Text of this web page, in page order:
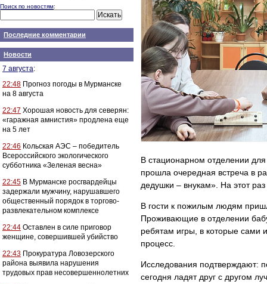
Поиск по новостям:
Последние комментарии
Новости
7 августа:
22:48 Прогноз погоды в Мурманске
на 8 августа
22:47 Хорошая новость для северян:
«гаражная амнистия» продлена еще
на 5 лет
22:46 Кольская АЭС – победитель
Всероссийского экологического
субботника «Зеленая весна»
22:45 В Мурманске росгвардейцы
задержали мужчину, нарушавшего
общественный порядок в торгово-
развлекательном комплексе
22:44 Оставлен в силе приговор
женщине, совершившей убийство
22:43 Прокуратура Ловозерского
района выявила нарушения
трудовых прав несовершеннолетних
В стационарном отделении
прошла очередная встреча в
дедушки – внукам». На этот
В гости к пожилым людям
Проживающие в отделении
ребятам игры, в которые сами
процесс.
Исследования подтверждают:
сегодня ладят друг с другом